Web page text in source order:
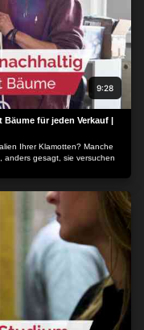
9:28
für jeden Verkauf |
Ihrer Klamotten? Manche
anders gesagt, sie versuchen